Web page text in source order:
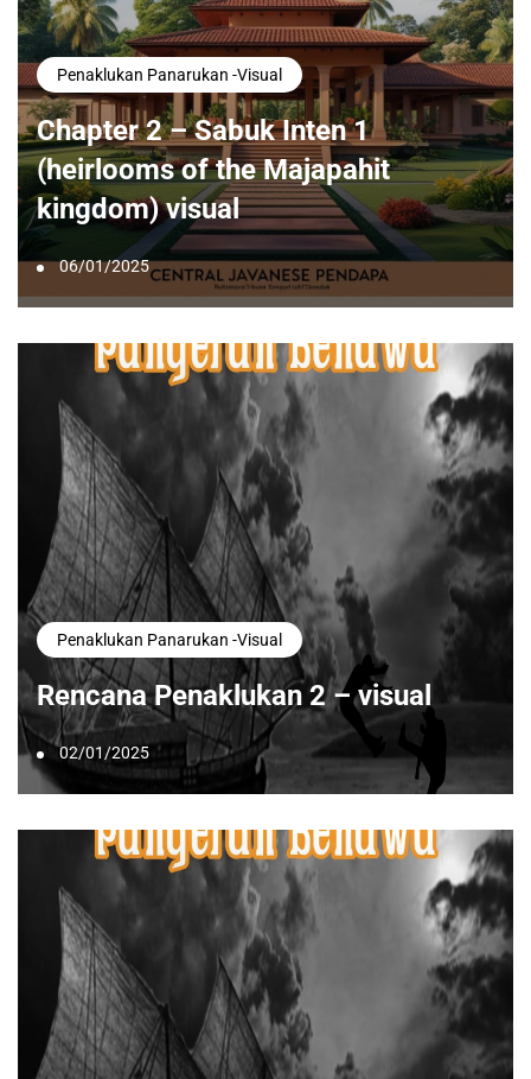
Penaklukan Panarukan -visual
Chapter 2 – Sabuk Inten 1
(heirlooms of the Majapahit
kingdom) visual
06/01/2025
Penaklukan Panarukan -visual
Rencana Penaklukan 2 – visual
02/01/2025